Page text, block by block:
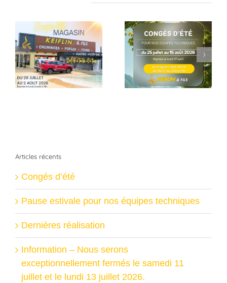
Pause estivale
pour nos équipes
techniques
Dernières
réalisation
Articles récents
Congés d’été
Pause estivale pour nos équipes techniques
Dernières réalisation
Information – Nous serons
exceptionnellement fermés le samedi 11
juillet et le lundi 13 juillet 2026.